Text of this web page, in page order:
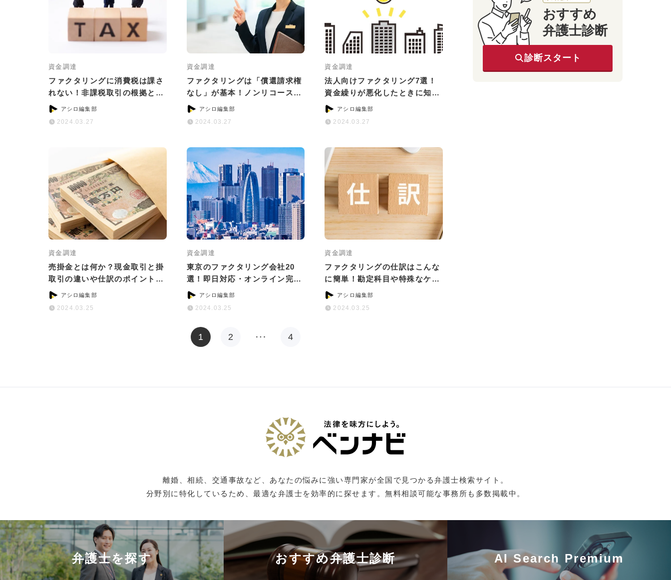
資金調達
ファクタリングに消費税は課さ
れない！非課税取引の根拠と計
算ポイント
アシロ編集部
2024.03.27
資金調達
ファクタリングは「償還請求権
なし」が基本！ノンリコースで
おすすめのサービス5選
アシロ編集部
2024.03.27
資金調達
法人向けファクタリング7選！
資金繰りが悪化したときに知っ
ておきたいこと
アシロ編集部
2024.03.27
資金調達
売掛金とは何か？現金取引と掛
取引の違いや仕訳のポイントを
紹介アシロ編集部
2024.03.25
資金調達
東京のファクタリング会社20
選！即日対応・オンライン完結
など目的別に紹介
アシロ編集部
2024.03.25
資金調達
ファクタリングの仕訳はこんな
に簡単！勘定科目や特殊なケー
スの対処法を解説
アシロ編集部
2024.03.25
1 2 … 4
おすすめ
弁護士診断
診断スタート
離婚、相続、交通事故など、あなたの悩みに強い専門家が全国で見つかる弁護士検索サイト。
分野別に特化しているため、最適な弁護士を効率的に探せます。無料相談可能な事務所も多数掲載中。
弁護士を探す おすすめ弁護士診断 AI Search Premium